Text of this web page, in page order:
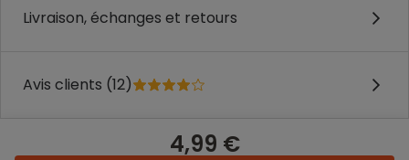
Livraison, échanges et retours
Avis clients (12)
4,99 €